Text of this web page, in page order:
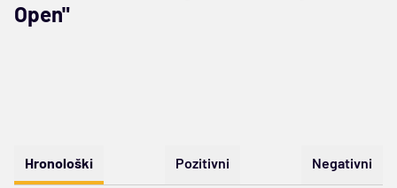
Open"
Hronološki Pozitivni Negativni